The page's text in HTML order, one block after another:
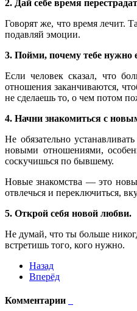
2. Дай себе время
Говорят же, что время лечит.
подавляй эмоции.
3. Пойми, почему тебе нужно
Если человек сказал, что
отношения заканчиваются,
не сделаешь то, о чем потом
4. Начни знакомиться с
Не обязательно
новыми отношениями,
соскучишься по бывшему.
Новые знакомства — это
отвлечься и переключиться,
5. Открой себя новой любви.
Не думай, что ты больше
встретишь того, кого нужно.
Назад
Вперёд
Комментарии